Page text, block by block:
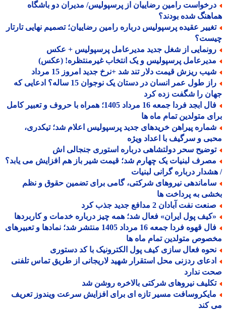
رامین رضاییان از پرسپولیس/ مدیران دو باشگاه
شده بودند؟
عقیده پرسپولیس درباره رامین رضاییان؛ تصمیم نهایی تارتار
از شغل جدید مدیرعامل پرسپولیس + عکس
پرسپولیس و یک انتخاب غیرمنتظره! (عکس)
ریزش قیمت دلار تند شد +نرخ جدید امروز 15 مرداد
راز طول عمر انسان در دستان یک نوجوان 15 ساله؟ ادعایی که
را شگفت زده کرد
فال ابجد فردا جمعه 16 مرداد 1405؛ همراه با حروف و تعبیر کامل
متولدین تمام ماه ها
پیراهن خریدهای جدید پرسپولیس اعلام شد؛ تیکدری،
و سرگیف با اعداد ویژه
سحر دولتشاهی درباره استوری جنجالی اش
لبنیات یک چهارم شد؛ قیمت شیر باز هم افزایش می یابد؟
درباره گرانی لبنیات
نیروهای شرکتی، گامی برای تضمین حقوق و نظم
به پرداخت ها
نفت آبادان 2 مدافع جدید جذب کرد
پول ایران» فعال شد؛ همه چیز درباره خدمات و کاربردها
فال قهوه فردا جمعه 16 مرداد 1405 منتشر شد؛ نمادها و تعبیرهای
متولدین تمام ماه ها
فعال سازی کیف پول الکترونیک با کد دستوری
ردزنی محل استقرار شهید لاریجانی از طریق تماس تلفنی
ندارد
نیروهای شرکتی بالاخره روشن شد
مسیر تازه ای برای افزایش سرعت ویندوز تعریف
کند